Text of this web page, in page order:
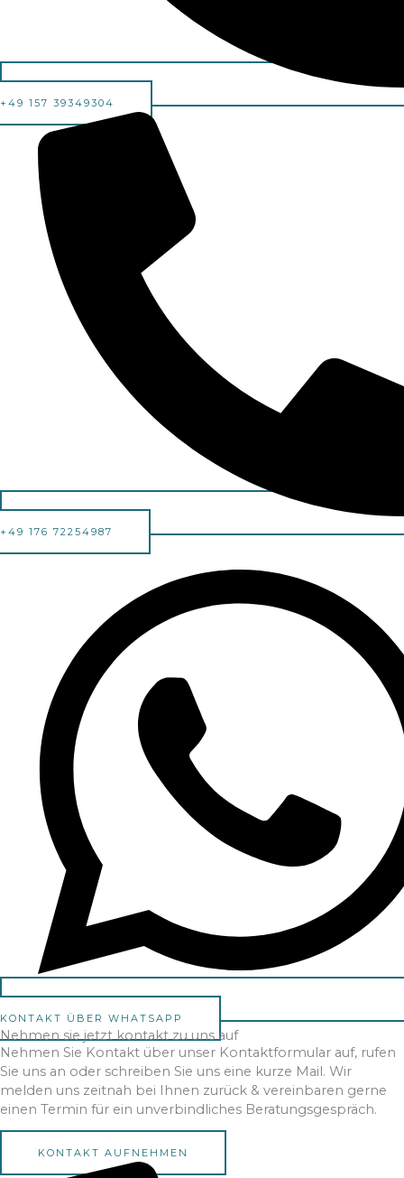
+49 157 39349304
+49 176 72254987
KONTAKT ÜBER WHATSAPP
Nehmen sie jetzt kontakt zu uns auf
Nehmen Sie Kontakt über unser Kontaktformular auf, rufen
Sie uns an oder schreiben Sie uns eine kurze Mail. Wir
melden uns zeitnah bei Ihnen zurück & vereinbaren gerne
einen Termin für ein unverbindliches Beratungsgespräch.
KONTAKT AUFNEHMEN